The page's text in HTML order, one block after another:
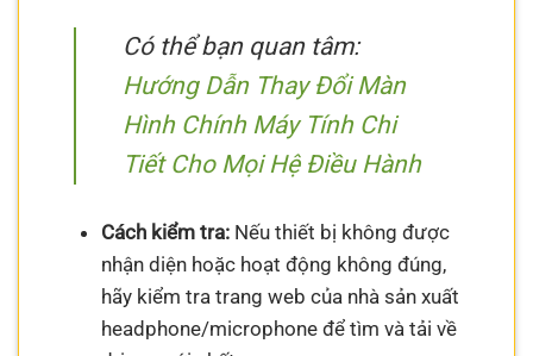
Có thể bạn quan tâm:
Hướng Dẫn Thay Đổi Màn
Hình Chính Máy Tính Chi
Tiết Cho Mọi Hệ Điều Hành
Cách kiểm tra:Nếu thiết bị không được
nhận diện hoặc hoạt động không đúng,
hãy kiểm tra trang web của nhà sản xuất
headphone/microphone để tìm và tải về